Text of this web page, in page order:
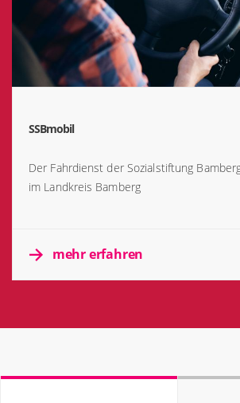
SSBmobil
Der Fahrdienst der Sozialstiftung
im Landkreis Bamberg
mehr erfahren